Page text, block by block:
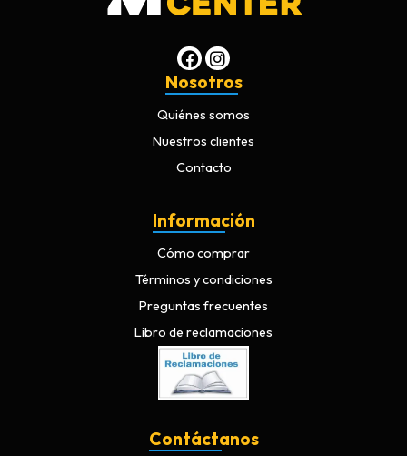
Nosotros
Quiénes somos
Nuestros clientes
Contacto
Información
Cómo comprar
Términos y condiciones
Preguntas frecuentes
Libro de reclamaciones
Contáctanos